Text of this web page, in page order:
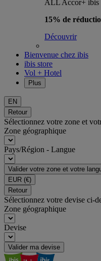
ALL Accor+ ibis
15% de
Découvrir
Bienvenue chez ibis
ibis store
Vol + Hotel
Plus
EN
Retour
Sélectionnez votre zone et
Zone géographique
Pays/Région - Langue
Valider votre zone et votre
EUR (€)
Retour
Sélectionnez votre devise ci-
Zone géographique
Devise
Valider ma devise